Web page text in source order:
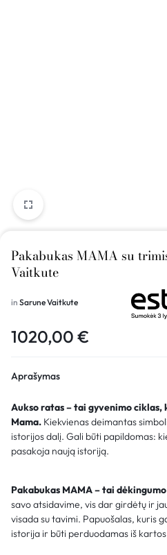
Pakabukas MAMA su
Vaitkute
in Sarune Vaitkute
1020,00 €
Aprašymas
Aukso ratas – tai gyvenimo ciklas,
Mama. Kiekvienas deimantas
istorijos dalį. Gali būti papildomas:
pasakoja naują istoriją.
Pakabukas MAMA – tai
savo atsidavime, vis dar girdėtų ir
visada su tavimi. Papuošalas, kuris
istorija ir būti perduodamas iš